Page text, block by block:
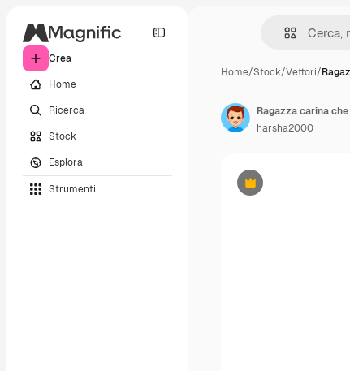
Crea
Home
Ricerca
Stock
Esplora
Strumenti
Home/Stock/Vettori/
Premium
Ragazza carina
harsha2000